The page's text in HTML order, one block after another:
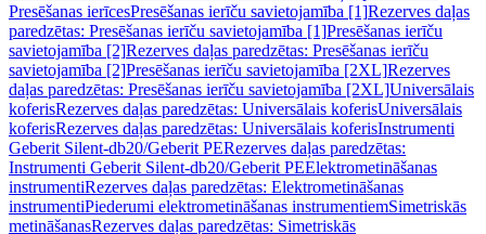
Presēšanas ierīcesPresēšanas ierīču savietojamība [1]Rezerves daļas
paredzētas: Presēšanas ierīču savietojamība [1]Presēšanas ierīču
savietojamība [2]Rezerves daļas paredzētas: Presēšanas ierīču
savietojamība [2]Presēšanas ierīču savietojamība [2XL]Rezerves
daļas paredzētas: Presēšanas ierīču savietojamība [2XL]Universālais
koferisRezerves daļas paredzētas: Universālais koferisUniversālais
koferisRezerves daļas paredzētas: Universālais koferisInstrumenti
Geberit Silent-db20/Geberit PERezerves daļas paredzētas:
Instrumenti Geberit Silent-db20/Geberit PEElektrometināšanas
instrumentiRezerves daļas paredzētas: Elektrometināšanas
instrumentiPiederumi elektrometināšanas instrumentiemSimetriskās
metināšanasRezerves daļas paredzētas: Simetriskās